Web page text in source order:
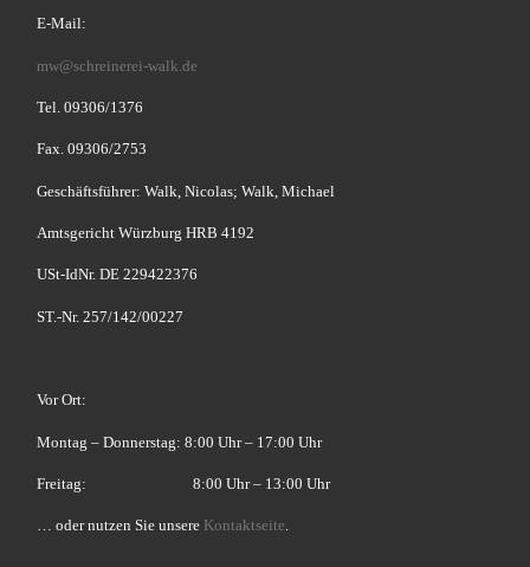
E-Mail:
mw@schreinerei-walk.de
Tel. 09306/1376
Fax. 09306/2753
Geschäftsführer: Walk, Nicolas; Walk, Michael
Amtsgericht Würzburg HRB 4192
USt-IdNr. DE 229422376
ST.-Nr. 257/142/00227
Vor Ort:
Montag – Donnerstag: 8:00 Uhr – 17:00 Uhr
Freitag: 8:00 Uhr – 13:00 Uhr
… oder nutzen Sie unsere Kontaktseite.